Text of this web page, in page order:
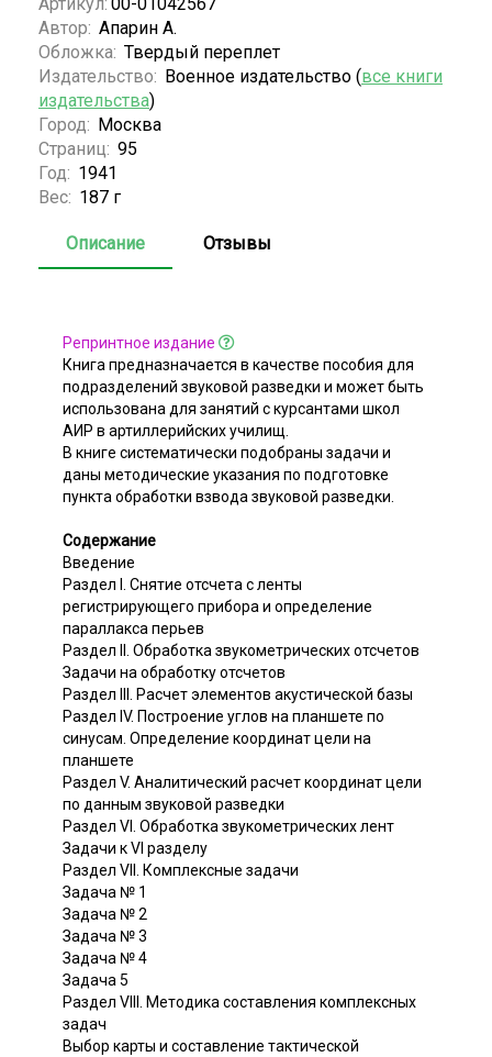
Автор: Апарин А.
Обложка: Твердый переплет
Издательство: Военное издательство (все книги
издательства)
Город: Москва
Страниц: 95
Год: 1941
Вес: 187 г
Описание Отзывы
Репринтное издание
Книга предназначается в качестве пособия для
подразделений звуковой разведки и может быть
использована для занятий с курсантами школ
АИР в артиллерийских училищ.
В книге систематически подобраны задачи и
даны методические указания по подготовке
пункта обработки взвода звуковой разведки.
Содержание
Введение
Раздел I. Снятие отсчета с ленты
регистрирующего прибора и определение
параллакса перьев
Раздел II. Обработка звукометрических отсчетов
Задачи на обработку отсчетов
Раздел III. Расчет элементов акустической базы
Раздел IV. Построение углов на планшете по
синусам. Определение координат цели на
планшете
Раздел V. Аналитический расчет координат цели
по данным звуковой разведки
Раздел VI. Обработка звукометрических лент
Задачи к VI разделу
Раздел VII. Комплексные задачи
Задача № 1
Задача № 2
Задача № 3
Задача № 4
Задача 5
Раздел VIII. Методика составления комплексных
задач
Выбор карты и составление тактической